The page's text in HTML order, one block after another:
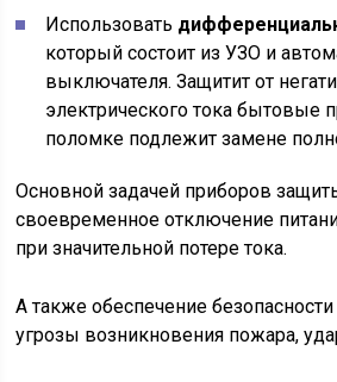
Использовать
который состоит из УЗО и
выключателя. Защитит от
электрического тока бытовые
поломке подлежит замене
Основной задачей приборов
своевременное отключение
при значительной потере тока.
А также обеспечение
угрозы возникновения пожара,